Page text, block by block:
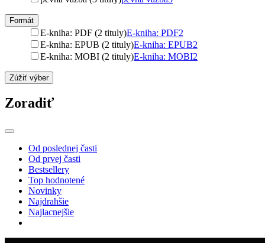
Formát
E-kniha: PDF (2 tituly)E-kniha: PDF2
E-kniha: EPUB (2 tituly)E-kniha: EPUB2
E-kniha: MOBI (2 tituly)E-kniha: MOBI2
Zúžiť výber
Zoradiť
Od poslednej časti
Od prvej časti
Bestsellery
Top hodnotené
Novinky
Najdrahšie
Najlacnejšie